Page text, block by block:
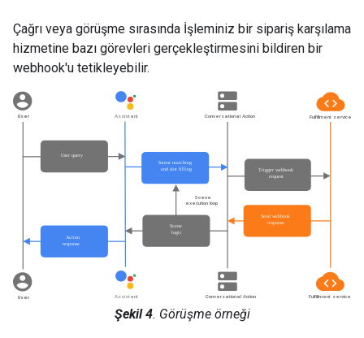
Çağrı veya görüşme sırasında İşleminiz bir sipariş karşılama
hizmetine bazı görevleri gerçekleştirmesini bildiren bir
webhook'u tetikleyebilir.
Şekil 4. Görüşme örneği